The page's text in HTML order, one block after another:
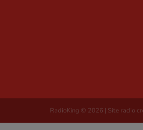
RadioKing © 2026 | Site radio